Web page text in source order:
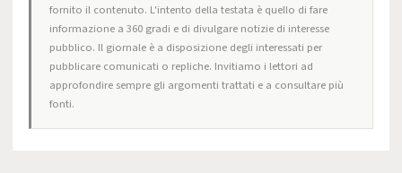
fornito il contenuto. L'intento della testata è quello di fare
informazione a 360 gradi e di divulgare notizie di interesse
pubblico. Il giornale è a disposizione degli interessati per
pubblicare comunicati o repliche. Invitiamo i lettori ad
approfondire sempre gli argomenti trattati e a consultare più
fonti.